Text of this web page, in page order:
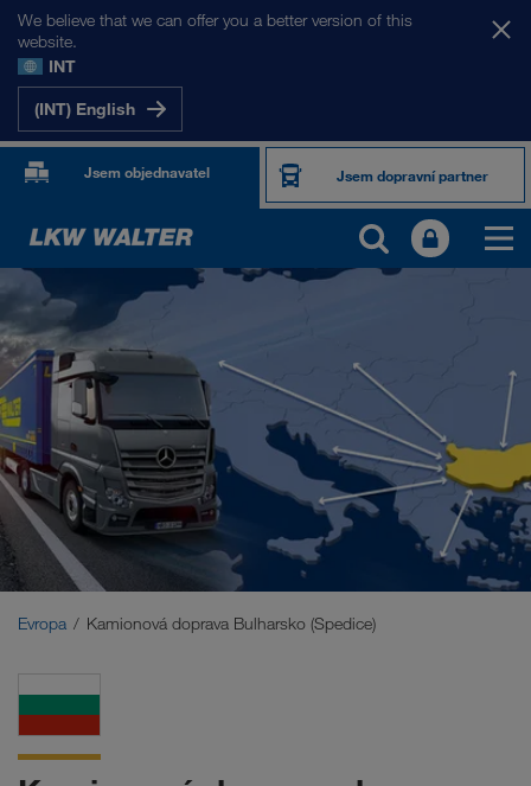
We believe that we can offer you a better version of this
website.
INT
(INT) English
Jsem objednavatel Jsem dopravní partner
NAŠE TRHY
Evropa
Střední Asie
Rusko
Blízký východ
Evropa Kamionová doprava Bulharsko (Spedice)